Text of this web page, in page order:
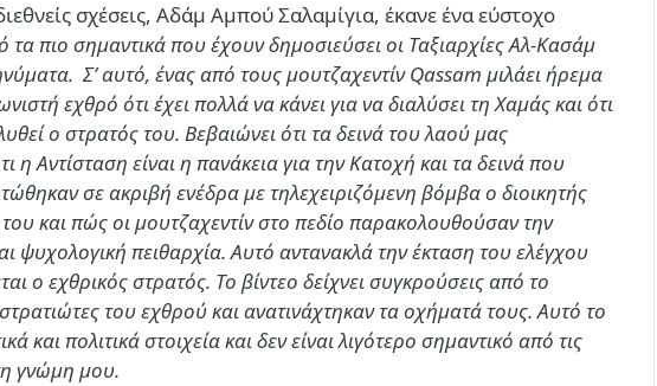
σχέσεις, Αδάμ Αμπού Σαλαμίγια, έκανε ένα εύστοχο
τα πιο σημαντικά που έχουν δημοσιεύσει οι Ταξιαρχίες Αλ-Κασάμ
Σ’ αυτό, ένας από τους μουτζαχεντίν Qassam μιλάει ήρεμα
εχθρό ότι έχει πολλά να κάνει για να διαλύσει τη Χαμάς και ότι
ο στρατός του. Βεβαιώνει ότι τα δεινά του λαού μας
η Αντίσταση είναι η πανάκεια για την Κατοχή και τα δεινά που
σε ακριβή ενέδρα με τηλεχειριζόμενη βόμβα ο διοικητής
και πώς οι μουτζαχεντίν στο πεδίο παρακολουθούσαν την
ψυχολογική πειθαρχία. Αυτό αντανακλά την έκταση του ελέγχου
ο εχθρικός στρατός. Το βίντεο δείχνει συγκρούσεις από το
του εχθρού και ανατινάχτηκαν τα οχήματά τους. Αυτό το
και πολιτικά στοιχεία και δεν είναι λιγότερο σημαντικό από τις
γνώμη μου.